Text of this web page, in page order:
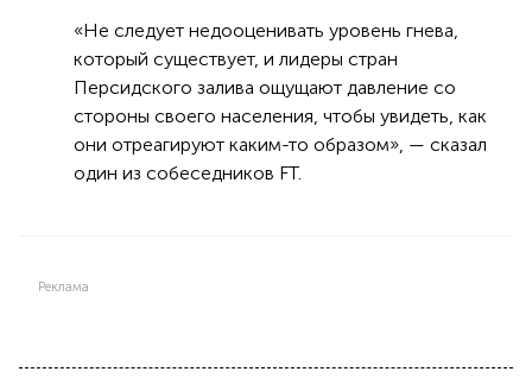
«Не следует недооценивать уровень гнева,
который существует, и лидеры стран
Персидского залива ощущают давление со
стороны своего населения, чтобы увидеть, как
они отреагируют каким-то образом», — сказал
один из собеседников FT.
Реклама